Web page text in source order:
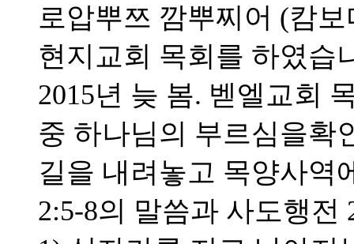
로압뿌쯔 깜뿌찌어 (캄
현지교회 목회를 하였습
2015년 늦 봄. 벧엘교회
중 하나님의 부르심을확
길을 내려놓고 목양사역
2:5-8의 말씀과 사도행전